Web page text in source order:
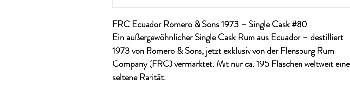
FRC Ecuador Romero & Sons 1973 – Single Cask #80
Ein außergewöhnlicher Single Cask Rum aus Ecuador – destilliert
1973 von Romero & Sons, jetzt exklusiv von derFlensburg Rum
Company(FRC) vermarktet. Mit nurca. 195 Flaschen weltweiteine
seltene Rarität.